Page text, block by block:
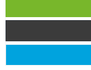
Dopsleutel,
Dopsleutel,